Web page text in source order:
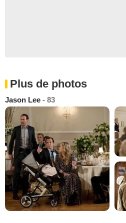
Plus de photos
Jason Lee - 83